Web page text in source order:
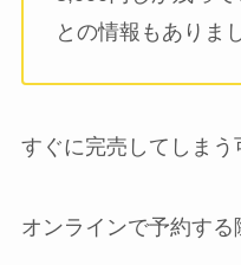
との情報もありま
すぐに完売してしまう
オンラインで予約する